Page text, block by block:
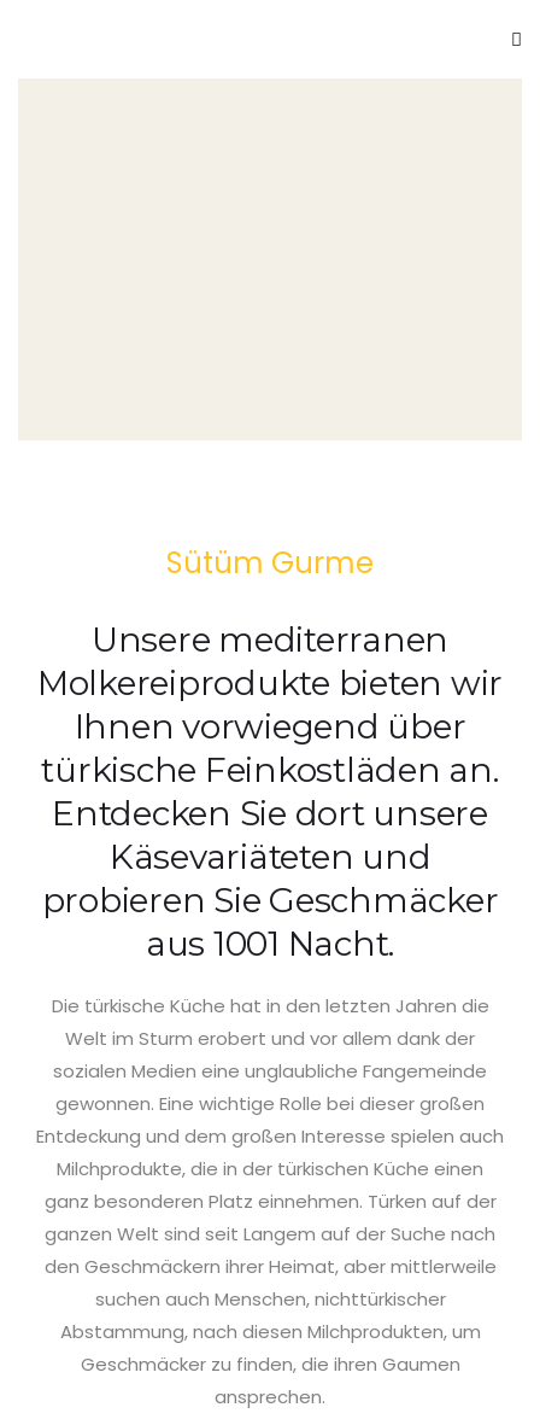
Sütüm Gurme
Unsere mediterranen
Molkereiprodukte bieten wir
Ihnen vorwiegend über
türkische Feinkostläden an.
Entdecken Sie dort unsere
Käsevariäteten und
probieren Sie Geschmäcker
aus 1001 Nacht.
Die türkische Küche hat in den letzten Jahren die
Welt im Sturm erobert und vor allem dank der
sozialen Medien eine unglaubliche Fangemeinde
gewonnen. Eine wichtige Rolle bei dieser großen
Entdeckung und dem großen Interesse spielen auch
Milchprodukte, die in der türkischen Küche einen
ganz besonderen Platz einnehmen. Türken auf der
ganzen Welt sind seit Langem auf der Suche nach
den Geschmäckern ihrer Heimat, aber mittlerweile
suchen auch Menschen, nichttürkischer
Abstammung, nach diesen Milchprodukten, um
Geschmäcker zu finden, die ihren Gaumen
ansprechen.